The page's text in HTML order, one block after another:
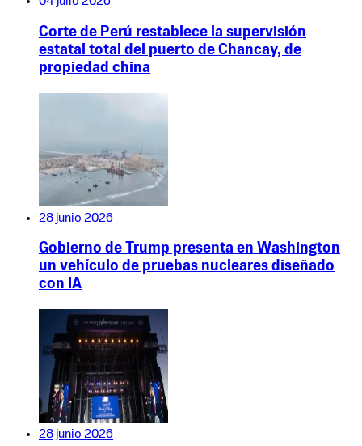
Corte de Perú restablece la supervisión
estatal total del puerto de Chancay, de
propiedad china
28 junio 2026
Gobierno de Trump presenta en Washington
un vehículo de pruebas nucleares diseñado
con IA
28 junio 2026